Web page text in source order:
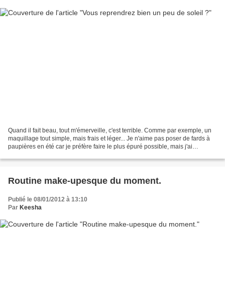
Quand il fait beau, tout m'émerveille, c'est terrible. Comme par exemple, un
maquillage tout simple, mais frais et léger... Je n'aime pas poser de fards à
paupières en été car je préfère faire le plus épuré possible, mais j'ai
Routine make-upesque du moment.
Publié le 08/01/2012 à 13:10
Par Keesha